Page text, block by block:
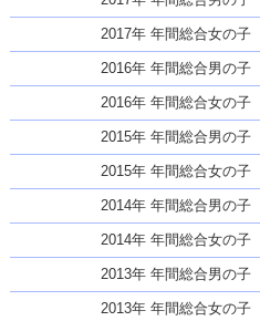
2017年 年間総合女の子
2016年 年間総合男の子
2016年 年間総合女の子
2015年 年間総合男の子
2015年 年間総合女の子
2014年 年間総合男の子
2014年 年間総合女の子
2013年 年間総合男の子
2013年 年間総合女の子